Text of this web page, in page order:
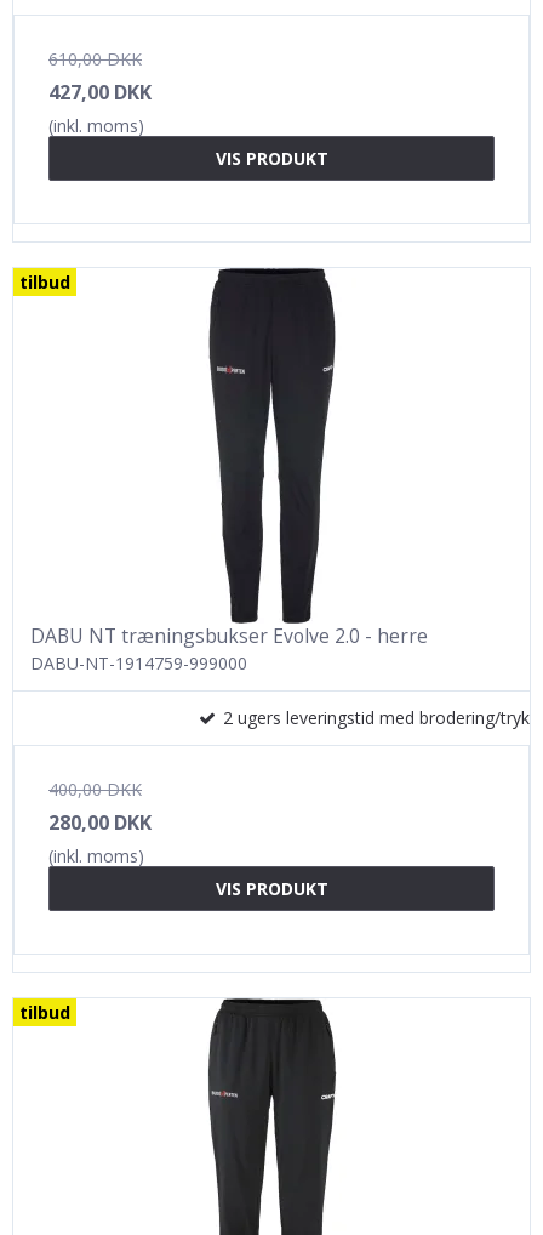
610,00 DKK
427,00 DKK
(inkl. moms)
VIS PRODUKT
tilbud
DABU NT træningsbukser Evolve 2.0 - herre
DABU-NT-1914759-999000
2 ugers leveringstid med brodering/tryk
400,00 DKK
280,00 DKK
(inkl. moms)
VIS PRODUKT
tilbud